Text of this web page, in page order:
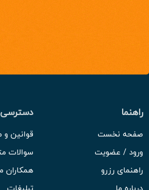
راهنما
صفحه نخست
ورود / عضویت
راهنمای رزرو
قوانین و
سوالات
همکاران